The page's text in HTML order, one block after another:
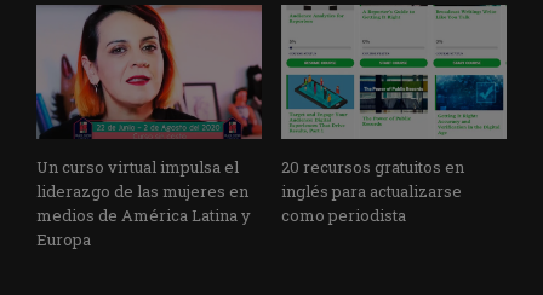
Un curso virtual impulsa el
liderazgo de las mujeres en
medios de América Latina y
Europa
20 recursos gratuitos en
inglés para actualizarse
como periodista